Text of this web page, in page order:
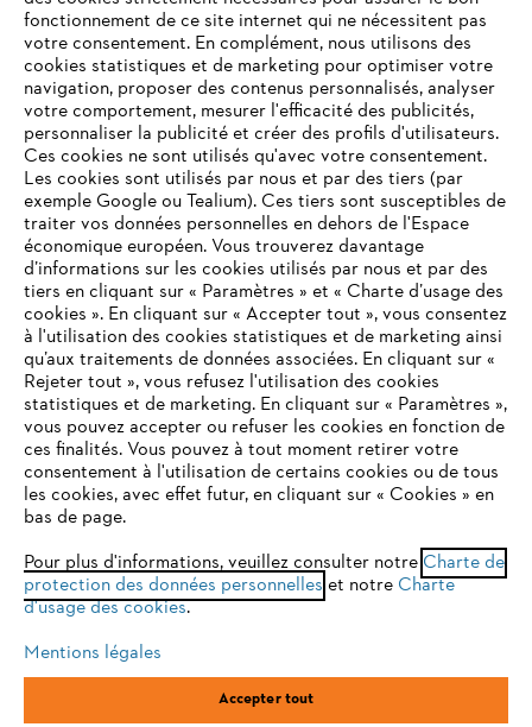
L'Entreprise
Questions / Réponses
Service
Conditions Générales de Vente
Mentions légales Cookies
Conditions de garantie
VOTRE NAVIGATEUR INTERNET
N'EST PLUS PRIS EN CHARGE
Vous utilisez un navigateur Internet que nous ne prenons plus
en charge, et certaines fonctionnalités de notre site ne
peuvent fonctionner correctement. Pour une utilisation
optimale de notre site, nous vous recommandons de passer à
l'un des navigateurs suivants :
firefox chrome
fonctionnement de ce site internet qui ne nécessitent pas
votre consentement. En complément, nous utilisons des
cookies statistiques et de marketing pour optimiser votre
navigation, proposer des contenus personnalisés, analyser
votre comportement, mesurer l'efficacité des publicités,
personnaliser la publicité et créer des profils d'utilisateurs.
Ces cookies ne sont utilisés qu'avec votre consentement.
Les cookies sont utilisés par nous et par des tiers (par
exemple Google ou Tealium). Ces tiers sont susceptibles de
traiter vos données personnelles en dehors de l'Espace
économique européen. Vous trouverez davantage
d’informations sur les cookies utilisés par nous et par des
tiers en cliquant sur « Paramètres » et « Charte d’usage des
cookies ». En cliquant sur « Accepter tout », vous consentez
à l'utilisation des cookies statistiques et de marketing ainsi
qu’aux traitements de données associées. En cliquant sur «
Rejeter tout », vous refusez l'utilisation des cookies
statistiques et de marketing. En cliquant sur « Paramètres »,
vous pouvez accepter ou refuser les cookies en fonction de
ces finalités. Vous pouvez à tout moment retirer votre
consentement à l'utilisation de certains cookies ou de tous
les cookies, avec effet futur, en cliquant sur « Cookies » en
bas de page.
Pour plus d'informations, veuillez consulter notre Charte de
protection des données personnelles et notre Charte
d'usage des cookies.
Mentions légales
Accepter tout